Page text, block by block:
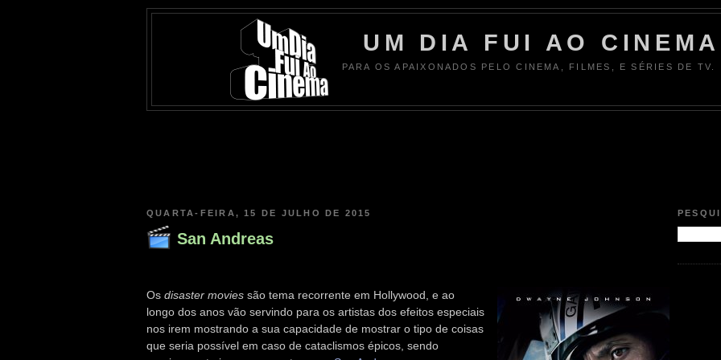
UM DIA FUI AO CINEMA
PARA OS APAIXONADOS PELO CINEMA, FILMES, E SÉRIES DE TV.
QUARTA-FEIRA, 15 DE JULHO DE 2015
San Andreas
Os disaster movies são tema recorrente em Hollywood, e ao
longo dos anos vão servindo para os artistas dos efeitos especiais
nos irem mostrando a sua capacidade de mostrar o tipo de coisas
que seria possível em caso de cataclismos épicos, sendo